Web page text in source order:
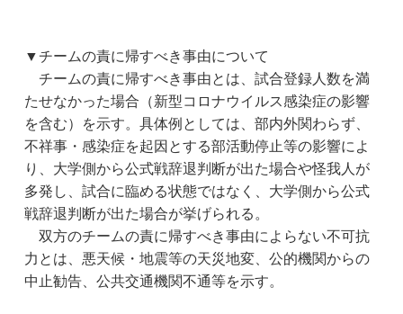
▼チームの責に帰すべき事由について
チームの責に帰すべき事由とは、試合登録人数を満
たせなかった場合（新型コロナウイルス感染症の影響
を含む）を示す。具体例としては、部内外関わらず、
不祥事・感染症を起因とする部活動停止等の影響によ
り、大学側から公式戦辞退判断が出た場合や怪我人が
多発し、試合に臨める状態ではなく、大学側から公式
戦辞退判断が出た場合が挙げられる。
双方のチームの責に帰すべき事由によらない不可抗
力とは、悪天候・地震等の天災地変、公的機関からの
中止勧告、公共交通機関不通等を示す。